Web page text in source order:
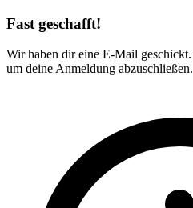
Fast geschafft!
Wir haben dir eine E-Mail geschickt.
um deine Anmeldung abzuschließen.